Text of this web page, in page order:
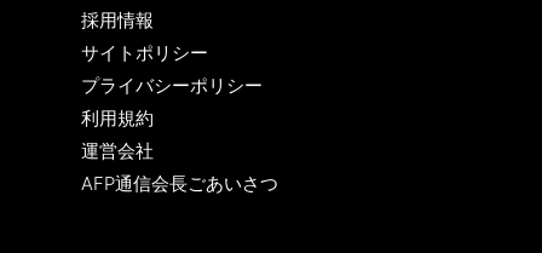
採用情報
サイトポリシー
プライバシーポリシー
利用規約
運営会社
AFP通信会長ごあいさつ